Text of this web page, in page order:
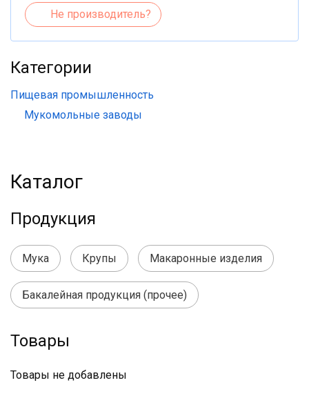
Не производитель?
Категории
Пищевая промышленность
Мукомольные заводы
Каталог
Продукция
Мука Крупы Макаронные изделия
Бакалейная продукция (прочее)
Товары
Товары не добавлены